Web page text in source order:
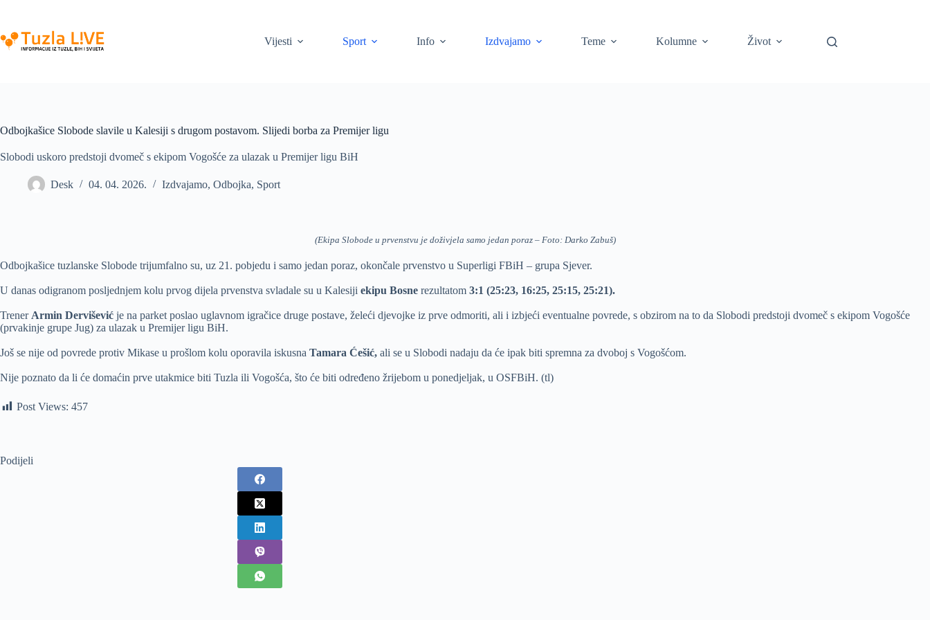
content
Vijesti
Sport Info Izdvajamo Teme Kolumne Život
Odbojkašice Slobode slavile u Kalesiji s drugom postavom. Slijedi borba za Premijer ligu
Slobodi uskoro predstoji dvomeč s ekipom Vogošće za ulazak u Premijer ligu BiH
Desk 04. 04. 2026. Izdvajamo, Odbojka, Sport
(Ekipa Slobode u prvenstvu je doživjela samo jedan poraz – Foto: Darko Zabuš)
Odbojkašice tuzlanske Slobode trijumfalno su, uz 21. pobjedu i samo jedan poraz, okončale prvenstvo u Superligi FBiH – grupa Sjever.
U danas odigranom posljednjem kolu prvog dijela prvenstva svladale su u Kalesiji ekipu Bosne rezultatom 3:1 (25:23, 16:25, 25:15, 25:21).
Trener Armin Dervišević je na parket poslao uglavnom igračice druge postave, želeći djevojke iz prve odmoriti, ali i izbjeći eventualne povrede, s obzirom na to da Slobodi predstoji dvomeč s ekipom Vogošće
(prvakinje grupe Jug) za ulazak u Premijer ligu BiH.
Još se nije od povrede protiv Mikase u prošlom kolu oporavila iskusna Tamara Ćešić, ali se u Slobodi nadaju da će ipak biti spremna za dvoboj s Vogošćom.
Nije poznato da li će domaćin prve utakmice biti Tuzla ili Vogošća, što će biti određeno žrijebom u ponedjeljak, u OSFBiH. (tl)
Post Views: 457
Podijeli